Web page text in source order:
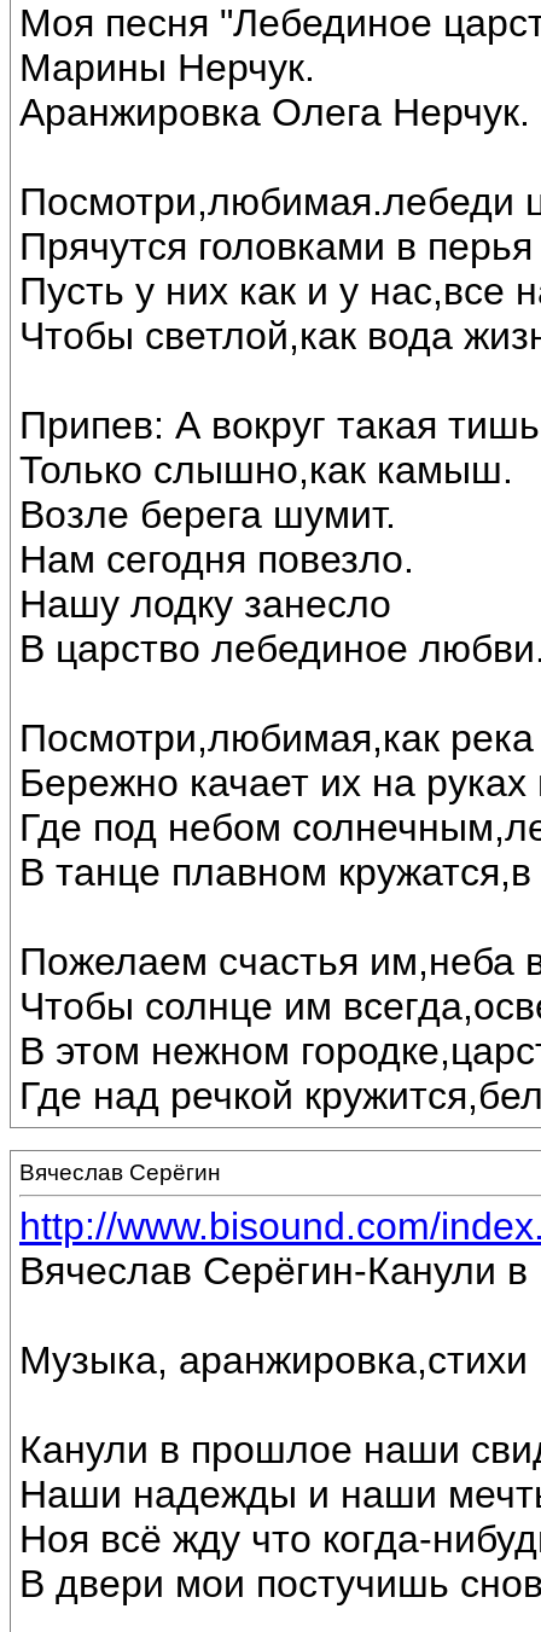
Моя песня "Лебединое
Марины Нерчук.
Аранжировка Олега
Посмотри,любимая.лебеди
Прячутся головками в
Пусть у них как и у нас,все
Чтобы светлой,как вода
Припев: А вокруг такая
Только слышно,как камыш.
Возле берега шумит.
Нам сегодня повезло.
Нашу лодку занесло
В царство лебединое
Посмотри,любимая,как река
Бережно качает их на
Где под небом
В танце плавном
Пожелаем счастья им,неба
Чтобы солнце им
В этом нежном
Где над речкой
Вячеслав Серёгин
http://www.bisound.com/
Вячеслав Серёгин-Канули
Музыка,
Канули в прошлое наши
Наши надежды и наши
Ноя всё жду что когда-
В двери мои постучишь